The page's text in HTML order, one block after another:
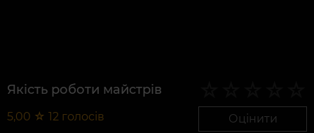
Якість роботи майстрів
5,00 ☆ 12 голосів Оцінити